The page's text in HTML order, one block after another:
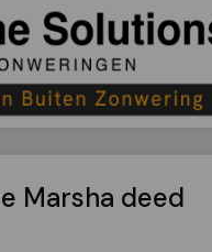
Marsha deed